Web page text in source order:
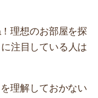
理想のお部屋を探
注目している人は
理解しておかない